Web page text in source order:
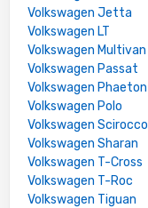
Volkswagen Jetta
Volkswagen LT
Volkswagen Multivan
Volkswagen Passat
Volkswagen Phaeton
Volkswagen Polo
Volkswagen Scirocco
Volkswagen Sharan
Volkswagen T-Cross
Volkswagen T-Roc
Volkswagen Tiguan